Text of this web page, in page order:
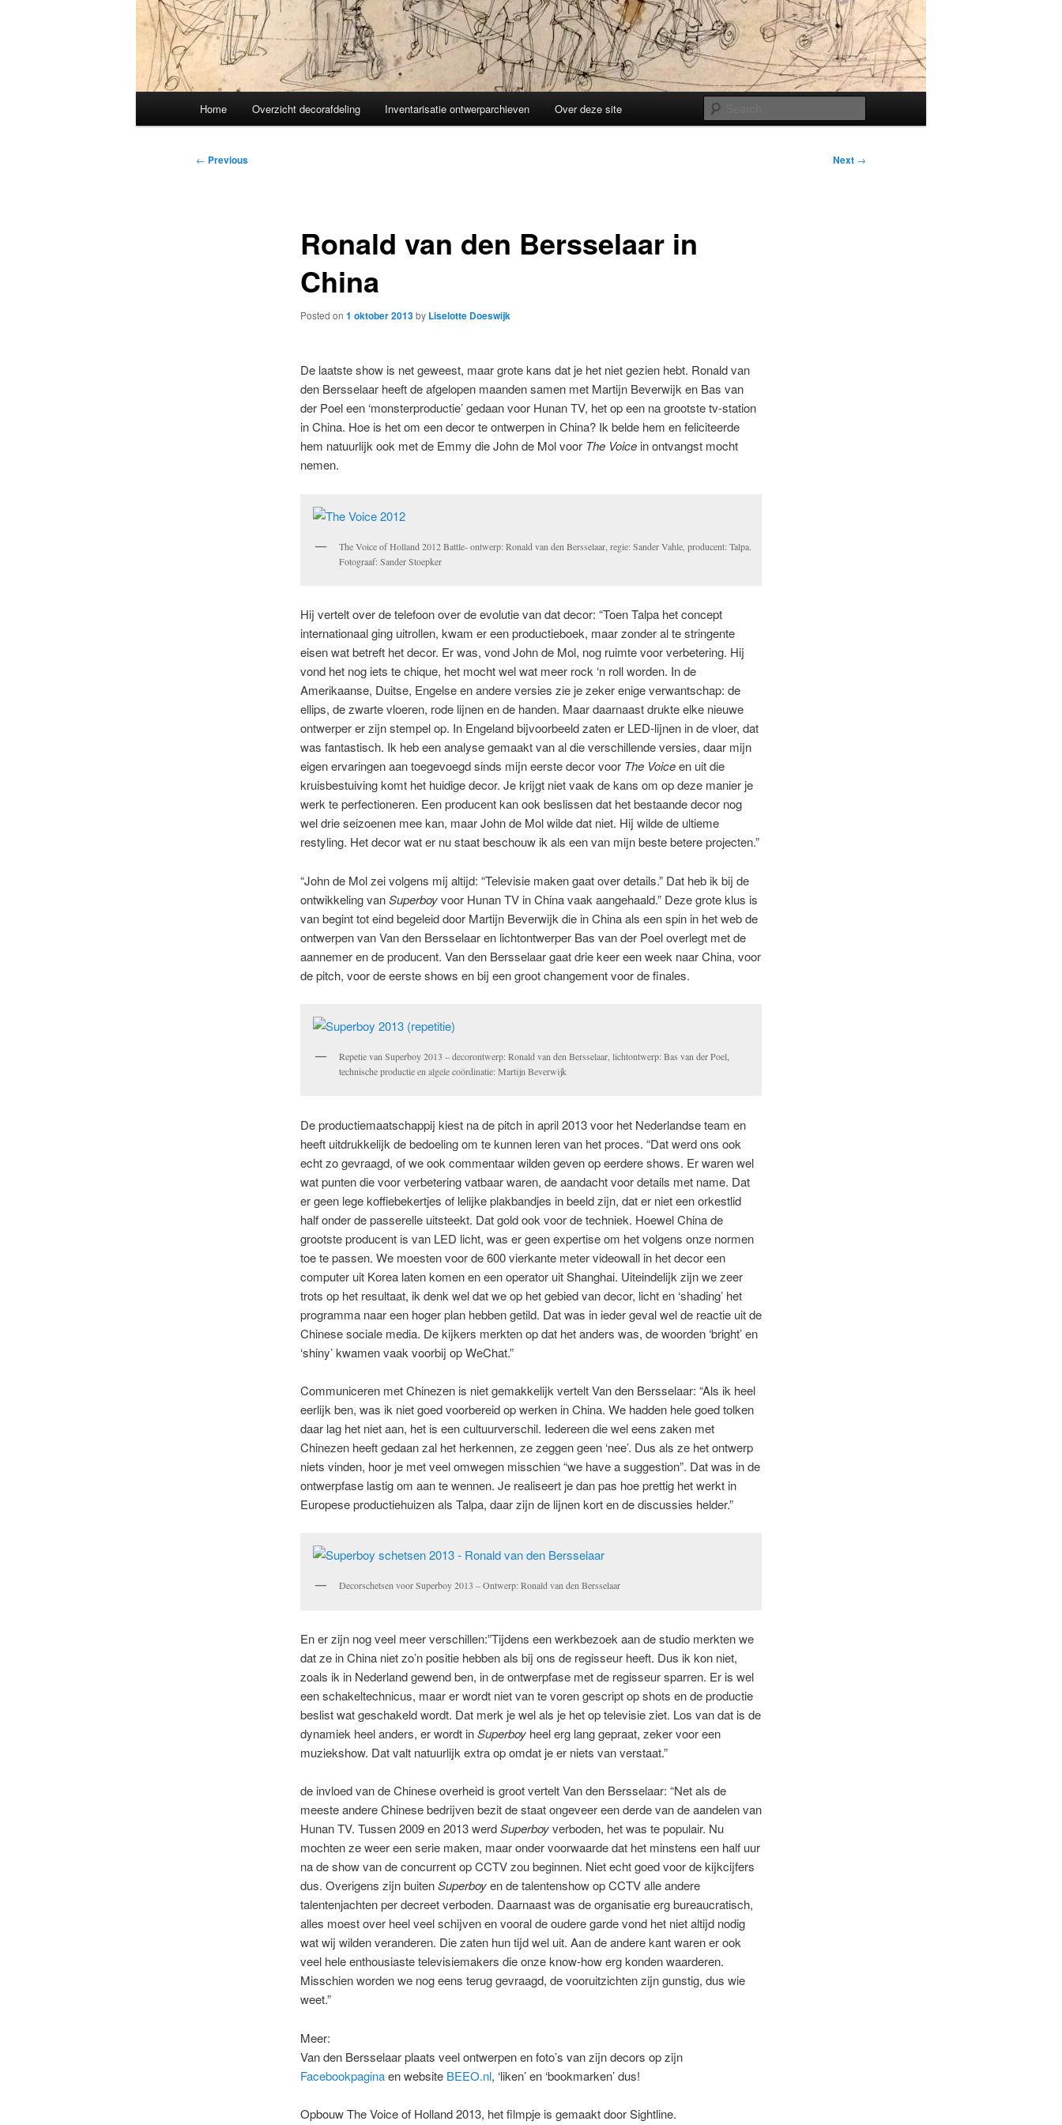
Home Overzicht decorafdeling Inventarisatie ontwerparchieven Over deze site
Post
← Previous Next →
Ronald van den Bersselaar in
China
Posted on 1 oktober 2013by Liselotte Doeswijk
De laatste show is net geweest, maar grote kans dat je het niet gezien hebt. Ronald van
den Bersselaar heeft de afgelopen maanden samen met Martijn Beverwijk en Bas van
der Poel een ‘monsterproductie’ gedaan voor Hunan TV, het op een na grootste tv-station
in China. Hoe is het om een decor te ontwerpen in China? Ik belde hem en feliciteerde
hem natuurlijk ook met de Emmy die John de Mol voor The Voicein ontvangst mocht
nemen.
The Voice of Holland 2012 Battle- ontwerp: Ronald van den Bersselaar, regie: Sander Vahle, producent: Talpa.
Fotograaf: Sander Stoepker
Hij vertelt over de telefoon over de evolutie van dat decor: “Toen Talpa het concept
internationaal ging uitrollen, kwam er een productieboek, maar zonder al te stringente
eisen wat betreft het decor. Er was, vond John de Mol, nog ruimte voor verbetering. Hij
vond het nog iets te chique, het mocht wel wat meer rock ‘n roll worden. In de
Amerikaanse, Duitse, Engelse en andere versies zie je zeker enige verwantschap: de
ellips, de zwarte vloeren, rode lijnen en de handen. Maar daarnaast drukte elke nieuwe
ontwerper er zijn stempel op. In Engeland bijvoorbeeld zaten er LED-lijnen in de vloer, dat
was fantastisch. Ik heb een analyse gemaakt van al die verschillende versies, daar mijn
eigen ervaringen aan toegevoegd sinds mijn eerste decor voor The Voiceen uit die
kruisbestuiving komt het huidige decor. Je krijgt niet vaak de kans om op deze manier je
werk te perfectioneren. Een producent kan ook beslissen dat het bestaande decor nog
wel drie seizoenen mee kan, maar John de Mol wilde dat niet. Hij wilde de ultieme
restyling. Het decor wat er nu staat beschouw ik als een van mijn beste betere projecten.”
“John de Mol zei volgens mij altijd: “Televisie maken gaat over details.” Dat heb ik bij de
ontwikkeling vanSuperboyvoor Hunan TV in China vaak aangehaald.” Deze grote klus is
van begint tot eind begeleid door Martijn Beverwijk die in China als een spin in het web de
ontwerpen van Van den Bersselaar en lichtontwerper Bas van der Poel overlegt met de
aannemer en de producent. Van den Bersselaar gaat drie keer een week naar China, voor
de pitch, voor de eerste shows en bij een groot changement voor de finales.
Repetie van Superboy 2013 – decorontwerp: Ronald van den Bersselaar, lichtontwerp: Bas van der Poel,
technische productie en algele coördinatie: Martijn Beverwijk
De productiemaatschappij kiest na de pitch in april 2013 voor het Nederlandse team en
heeft uitdrukkelijk de bedoeling om te kunnen leren van het proces. “Dat werd ons ook
echt zo gevraagd, of we ook commentaar wilden geven op eerdere shows. Er waren wel
wat punten die voor verbetering vatbaar waren, de aandacht voor details met name. Dat
er geen lege koffiebekertjes of lelijke plakbandjes in beeld zijn, dat er niet een orkestlid
half onder de passerelle uitsteekt. Dat gold ook voor de techniek. Hoewel China de
grootste producent is van LED licht, was er geen expertise om het volgens onze normen
toe te passen. We moesten voor de 600 vierkante meter videowall in het decor een
computer uit Korea laten komen en een operator uit Shanghai. Uiteindelijk zijn we zeer
trots op het resultaat, ik denk wel dat we op het gebied van decor, licht en ‘shading’ het
programma naar een hoger plan hebben getild. Dat was in ieder geval wel de reactie uit de
Chinese sociale media. De kijkers merkten op dat het anders was, de woorden ‘bright’ en
‘shiny’ kwamen vaak voorbij op WeChat.”
Communiceren met Chinezen is niet gemakkelijk vertelt Van den Bersselaar: “Als ik heel
eerlijk ben, was ik niet goed voorbereid op werken in China. We hadden hele goed tolken
daar lag het niet aan, het is een cultuurverschil. Iedereen die wel eens zaken met
Chinezen heeft gedaan zal het herkennen, ze zeggen geen ‘nee’. Dus als ze het ontwerp
niets vinden, hoor je met veel omwegen misschien “we have a suggestion”. Dat was in de
ontwerpfase lastig om aan te wennen. Je realiseert je dan pas hoe prettig het werkt in
Europese productiehuizen als Talpa, daar zijn de lijnen kort en de discussies helder.”
Decorschetsen voor Superboy 2013 – Ontwerp: Ronald van den Bersselaar
En er zijn nog veel meer verschillen:”Tijdens een werkbezoek aan de studio merkten we
dat ze in China niet zo’n positie hebben als bij ons de regisseur heeft. Dus ik kon niet,
zoals ik in Nederland gewend ben, in de ontwerpfase met de regisseur sparren. Er is wel
een schakeltechnicus, maar er wordt niet van te voren gescript op shots en de productie
beslist wat geschakeld wordt. Dat merk je wel als je het op televisie ziet. Los van dat is de
dynamiek heel anders, er wordt inSuperboyheel erg lang gepraat, zeker voor een
muziekshow. Dat valt natuurlijk extra op omdat je er niets van verstaat.”
de invloed van de Chinese overheid is groot vertelt Van den Bersselaar: “Net als de
meeste andere Chinese bedrijven bezit de staat ongeveer een derde van de aandelen van
Hunan TV. Tussen 2009 en 2013 werdSuperboyverboden, het was te populair. Nu
mochten ze weer een serie maken, maar onder voorwaarde dat het minstens een half uur
na de show van de concurrent op CCTV zou beginnen. Niet echt goed voor de kijkcijfers
dus. Overigens zijn buitenSuperboyen de talentenshow op CCTV alle andere
talentenjachten per decreet verboden. Daarnaast was de organisatie erg bureaucratisch,
alles moest over heel veel schijven en vooral de oudere garde vond het niet altijd nodig
wat wij wilden veranderen. Die zaten hun tijd wel uit. Aan de andere kant waren er ook
veel hele enthousiaste televisiemakers die onze know-how erg konden waarderen.
Misschien worden we nog eens terug gevraagd, de vooruitzichten zijn gunstig, dus wie
weet.”
Meer:
Van den Bersselaar plaats veel ontwerpen en foto’s van zijn decors op zijn
Facebookpaginaen website BEEO.nl, ‘liken’ en ‘bookmarken’ dus!
Opbouw The Voice of Holland 2013, het filmpje is gemaakt door Sightline.